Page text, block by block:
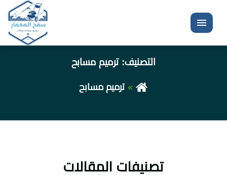
القائمة
التصنيف: ترميم مسابح
ترميم مسابح
تصنيفات المقالات